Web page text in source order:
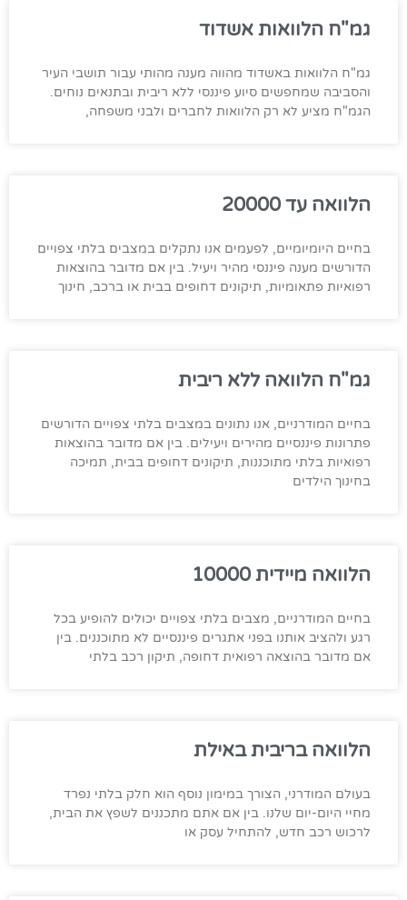
גמ"ח הלוואות אשדוד
גמ"ח הלוואות באשדוד מהווה מענה מהותי עבור תושבי העיר
והסביבה שמחפשים סיוע פיננסי ללא ריבית ובתנאים נוחים.
הגמ"ח מציע לא רק הלוואות לחברים ולבני משפחה,
הלוואה עד 20000
בחיים היומיומיים, לפעמים אנו נתקלים במצבים בלתי צפויים
הדורשים מענה פיננסי מהיר ויעיל. בין אם מדובר בהוצאות
רפואיות פתאומיות, תיקונים דחופים בבית או ברכב, חינוך
גמ"ח הלוואה ללא ריבית
בחיים המודרניים, אנו נתונים במצבים בלתי צפויים הדורשים
פתרונות פיננסיים מהירים ויעילים. בין אם מדובר בהוצאות
רפואיות בלתי מתוכננות, תיקונים דחופים בבית, תמיכה
בחינוך הילדים
הלוואה מיידית 10000
בחיים המודרניים, מצבים בלתי צפויים יכולים להופיע בכל
רגע ולהציב אותנו בפני אתגרים פיננסיים לא מתוכננים. בין
אם מדובר בהוצאה רפואית דחופה, תיקון רכב בלתי
הלוואה בריבית באילת
בעולם המודרני, הצורך במימון נוסף הוא חלק בלתי נפרד
מחיי היום-יום שלנו. בין אם אתם מתכננים לשפץ את הבית,
לרכוש רכב חדש, להתחיל עסק או